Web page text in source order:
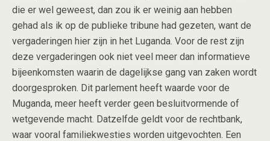
die er wel geweest, dan zou ik er weinig aan hebben
gehad als ik op de publieke tribune had gezeten, want de
vergaderingen hier zijn in het Luganda. Voor de rest zijn
deze vergaderingen ook niet veel meer dan informatieve
bijeenkomsten waarin de dagelijkse gang van zaken wordt
doorgesproken. Dit parlement heeft waarde voor de
Muganda, meer heeft verder geen besluitvormende of
wetgevende macht. Datzelfde geldt voor de rechtbank,
waar vooral familiekwesties worden uitgevochten. Een